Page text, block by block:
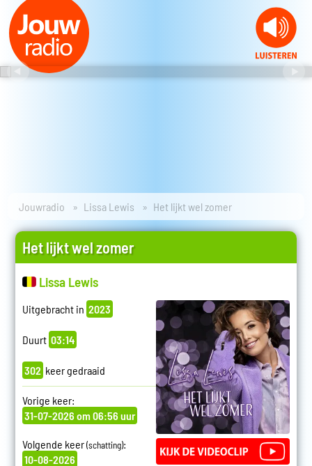
Jouwradio Lissa Lewis Het lijkt wel zomer
Het lijkt wel zomer
Lissa Lewis
Uitgebracht in 2023
Duurt 03:14
302 keer gedraaid
Vorige keer:
31-07-2026 om 06:56 uur
Volgende keer(schatting):
10-08-2026